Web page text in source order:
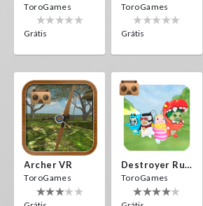
ToroGames
Grátis
ToroGames
Grátis
Archer VR
ToroGames
Destroyer Run VR
ToroGames